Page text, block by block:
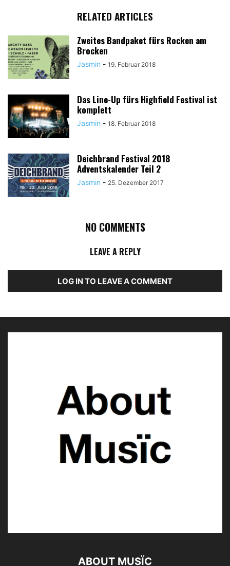
RELATED ARTICLES
Zweites Bandpaket fürs Rocken am
Brocken
Jasmin - 19. Februar 2018
Das Line-Up fürs Highfield Festival ist
komplett
Jasmin - 18. Februar 2018
Deichbrand Festival 2018
Adventskalender Teil 2
Jasmin - 25. Dezember 2017
NO COMMENTS
LEAVE A REPLY
LOG IN TO LEAVE A COMMENT
ABOUT MUSÏC